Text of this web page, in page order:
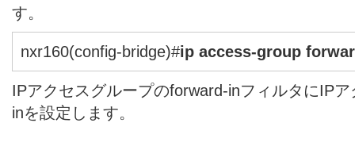
す。
nxr160(config-bridge)#ip access-group
IPアクセスグループのforward-inフィルタにIP
inを設定します。